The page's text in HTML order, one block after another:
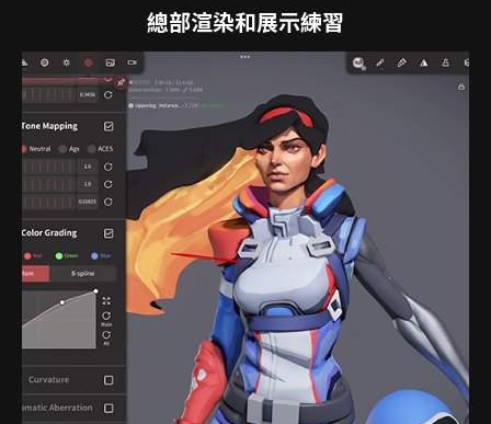
總部渲染和展示練習